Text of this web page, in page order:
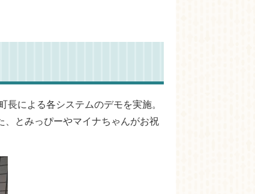
による各システムのデモを実施。
、とみっぴーやマイナちゃんがお祝